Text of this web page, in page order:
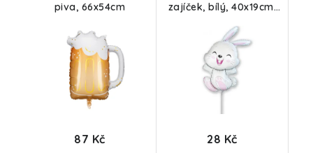
piva, 66x54cm
87 Kč
zajíček, bílý, 40x19cm,
28 Kč